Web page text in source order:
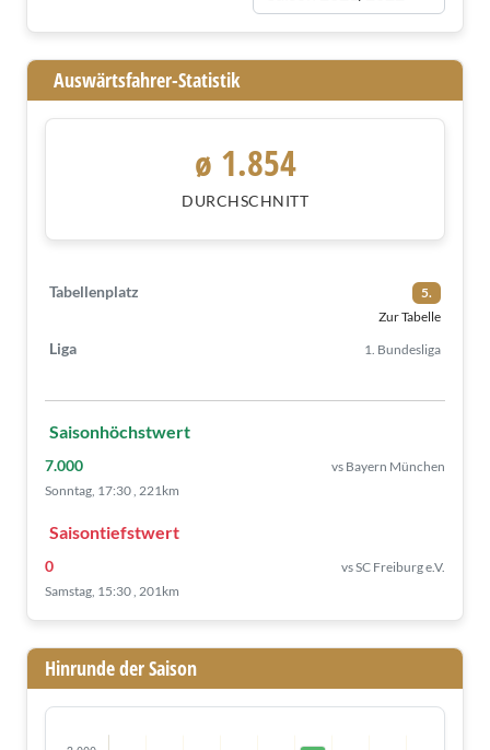
Auswärtsfahrer-Statistik
ø 1.854
DURCHSCHNITT
Tabellenplatz
5.
Zur Tabelle
Liga 1. Bundesliga
Saisonhöchstwert
7.000
vs Bayern München
Sonntag, 17:30 , 221km
Saisontiefstwert
0
vs SC Freiburg e.V.
Samstag, 15:30 , 201km
Hinrunde der Saison